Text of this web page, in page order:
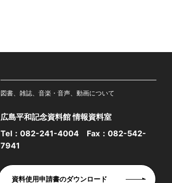
図書、雑誌、音楽・音声、動画について
広島平和記念資料館 情報資料室
Tel： 082-241-4004 Fax：082-542-
7941
資料使用申請書のダウンロード